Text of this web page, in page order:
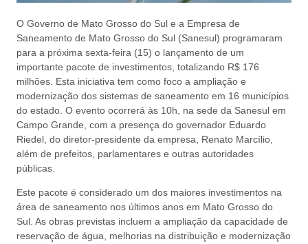
O Governo de Mato Grosso do Sul e a Empresa de
Saneamento de Mato Grosso do Sul (Sanesul) programaram
para a próxima sexta-feira (15) o lançamento de um
importante pacote de investimentos, totalizando R$ 176
milhões. Esta iniciativa tem como foco a ampliação e
modernização dos sistemas de saneamento em 16 municípios
do estado. O evento ocorrerá às 10h, na sede da Sanesul em
Campo Grande, com a presença do governador Eduardo
Riedel, do diretor-presidente da empresa, Renato Marcílio,
além de prefeitos, parlamentares e outras autoridades
públicas.
Este pacote é considerado um dos maiores investimentos na
área de saneamento nos últimos anos em Mato Grosso do
Sul. As obras previstas incluem a ampliação da capacidade de
reservação de água, melhorias na distribuição e modernização